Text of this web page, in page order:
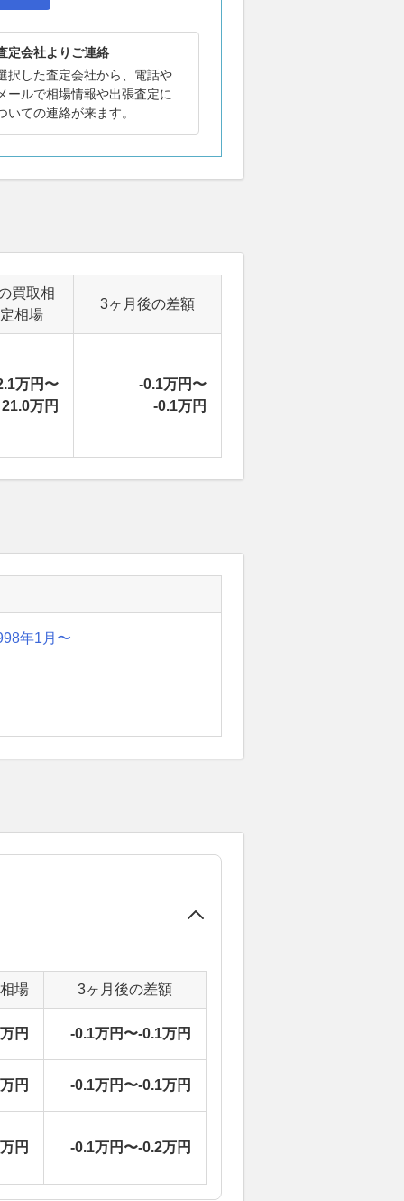
定会社よりご連絡
択した査定会社から、電話や
ールで相場情報や出張査定に
いての連絡が来ます。
買取相
相場
3ヶ月後の差額
万円〜
21.0万円
-0.1万円〜
-0.1万円
年1月〜
場 3ヶ月後の差額
円 -0.1万円〜-0.1万円
円 -0.1万円〜-0.1万円
円 -0.1万円〜-0.2万円